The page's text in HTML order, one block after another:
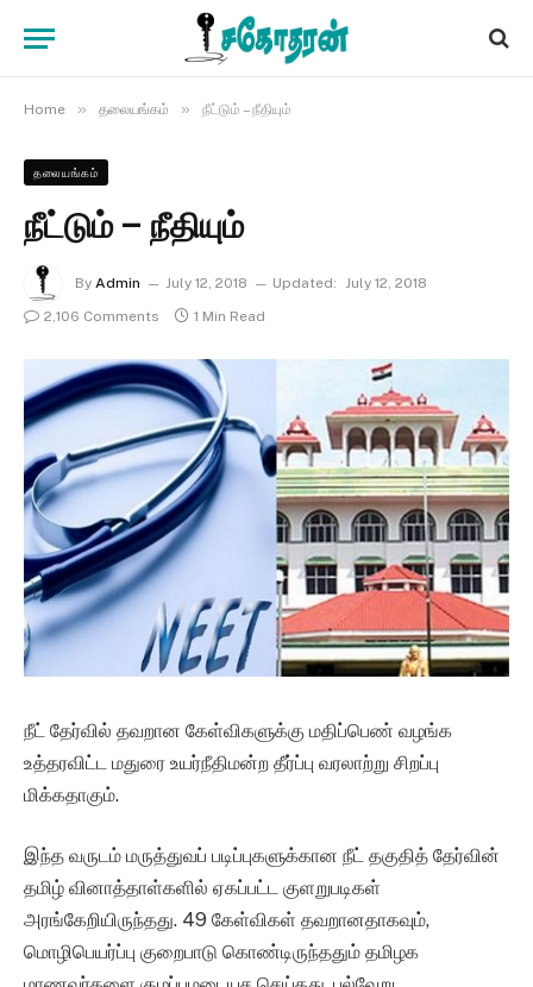
Home » தலையங்கம் » நீட்டும் – நீதியும்
தலையங்கம்
நீட்டும் – நீதியும்
By Admin July 12, 2018 Updated: July 12, 2018
2,106 Comments
1 Min Read
நீட் தேர்வில் தவறான கேள்விகளுக்கு மதிப்பெண் வழங்க
உத்தரவிட்ட மதுரை உயர்நீதிமன்ற தீர்ப்பு வரலாற்று சிறப்பு
மிக்கதாகும்.
இந்த வருடம் மருத்துவப் படிப்புகளுக்கான நீட் தகுதித் தேர்வின்
தமிழ் வினாத்தாள்களில் ஏகப்பட்ட குளறுபடிகள்
அரங்கேறியிருந்தது. 49 கேள்விகள் தவறானதாகவும்,
மொழிபெயர்ப்பு குறைபாடு கொண்டிருந்ததும் தமிழக